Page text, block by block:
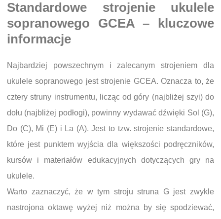
Standardowe strojenie ukulele
sopranowego GCEA – kluczowe
informacje
Najbardziej powszechnym i zalecanym strojeniem dla
ukulele sopranowego jest strojenie GCEA. Oznacza to, że
cztery struny instrumentu, licząc od góry (najbliżej szyi) do
dołu (najbliżej podłogi), powinny wydawać dźwięki Sol (G),
Do (C), Mi (E) i La (A). Jest to tzw. strojenie standardowe,
które jest punktem wyjścia dla większości podręczników,
kursów i materiałów edukacyjnych dotyczących gry na
ukulele.
Warto zaznaczyć, że w tym stroju struna G jest zwykle
nastrojona oktawę wyżej niż można by się spodziewać,